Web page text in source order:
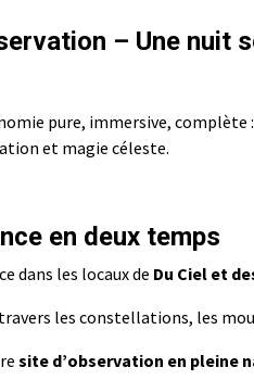
– Une nuit
pure, immersive,
et magie céleste.
en deux temps
dans les locaux de Du Ciel et
les constellations, les
site d’observation en pleine